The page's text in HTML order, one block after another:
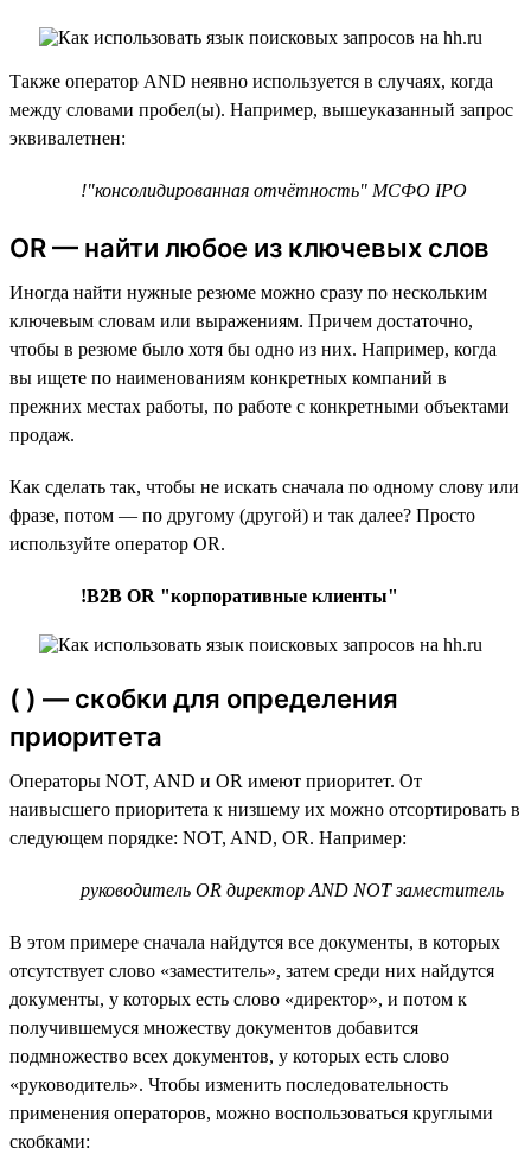
Также оператор AND неявно используется в случаях, когда
между словами пробел(ы). Например, вышеуказанный запрос
эквивалетнен:
!"консолидированная отчётность" МСФО IPO
OR — найти любое из ключевых слов
Иногда найти нужные резюме можно сразу по нескольким
ключевым словам или выражениям. Причем достаточно,
чтобы в резюме было хотя бы одно из них. Например, когда
вы ищете по наименованиям конкретных компаний в
прежних местах работы, по работе с конкретными объектами
продаж.
Как сделать так, чтобы не искать сначала по одному слову или
фразе, потом — по другому (другой) и так далее? Просто
используйте оператор OR.
!B2B OR "корпоративные клиенты"
( ) — скобки для определения
приоритета
Операторы NOT, AND и OR имеют приоритет. От
наивысшего приоритета к низшему их можно отсортировать в
следующем порядке: NOT, AND, OR. Например:
руководитель OR директор AND NOT заместитель
В этом примере сначала найдутся все документы, в которых
отсутствует слово «заместитель», затем среди них найдутся
документы, у которых есть слово «директор», и потом к
получившемуся множеству документов добавится
подмножество всех документов, у которых есть слово
«руководитель». Чтобы изменить последовательность
применения операторов, можно воспользоваться круглыми
скобками: